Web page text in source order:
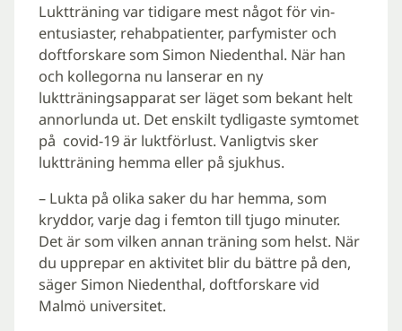
Luktträning var tidigare mest något för vin-
entusiaster, rehabpatienter, parfymister och
doftforskare som Simon Niedenthal. När han
och kollegorna nu lanserar en ny
luktträningsapparat ser läget som bekant helt
annorlunda ut. Det enskilt tydligaste symtomet
på covid-19 är luktförlust. Vanligtvis sker
luktträning hemma eller på sjukhus.
– Lukta på olika saker du har hemma, som
kryddor, varje dag i femton till tjugo minuter.
Det är som vilken annan träning som helst. När
du upprepar en aktivitet blir du bättre på den,
säger Simon Niedenthal, doftforskare vid
Malmö universitet.